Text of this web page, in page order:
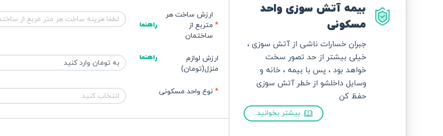
ارزش ساخت هر
متربع از
ساختمان
راهنما
ارزش لوازم
منزل(تومان)
راهنما
نوع واحد مسکونی انتخاب کنید
بیمه آتش سوزی واحد
مسکونی
جبران خسارات ناشی از آتش سوزی ،
خیلی بیشتر از حد تصور سخت
خواهد بود ، پس با بیمه ، خانه و
وسایل داخلشو از خطر آتش سوزی
حفظ کن
بیشتر بخوانید...